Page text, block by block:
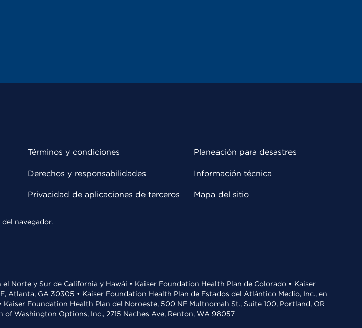
Términos y condiciones
Derechos y responsabilidades
Privacidad de aplicaciones de terceros
Planeación para desastres
Información técnica
Mapa del sitio
navegador.
Norte y Sur de California y Hawái • Kaiser Foundation Health Plan de Colorado • Kaiser
Atlanta, GA 30305 • Kaiser Foundation Health Plan de Estados del Atlántico Medio, Inc., en
Foundation Health Plan del Noroeste, 500 NE Multnomah St., Suite 100, Portland, OR
Washington Options, Inc., 2715 Naches Ave, Renton, WA 98057